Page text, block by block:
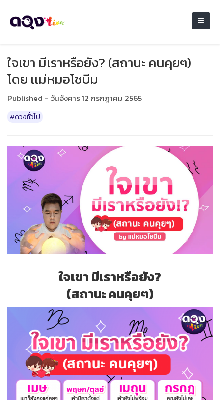
ใจเขา มีเราหรือยัง? (สถานะ คนคุยๆ)
โดย เเม่หมอโซบีม
Published - วันอังคาร 12 กรกฎาคม 2565
#ดวงทั่วไป
ใจเขา มีเราหรือยัง?
(สถานะ คนคุยๆ)